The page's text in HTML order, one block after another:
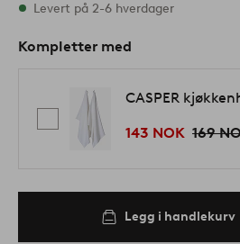
På lager
Levert på 2-6 hverdager
Kompletter med
CASPER
143 NOK 169
Legg i handlekurv